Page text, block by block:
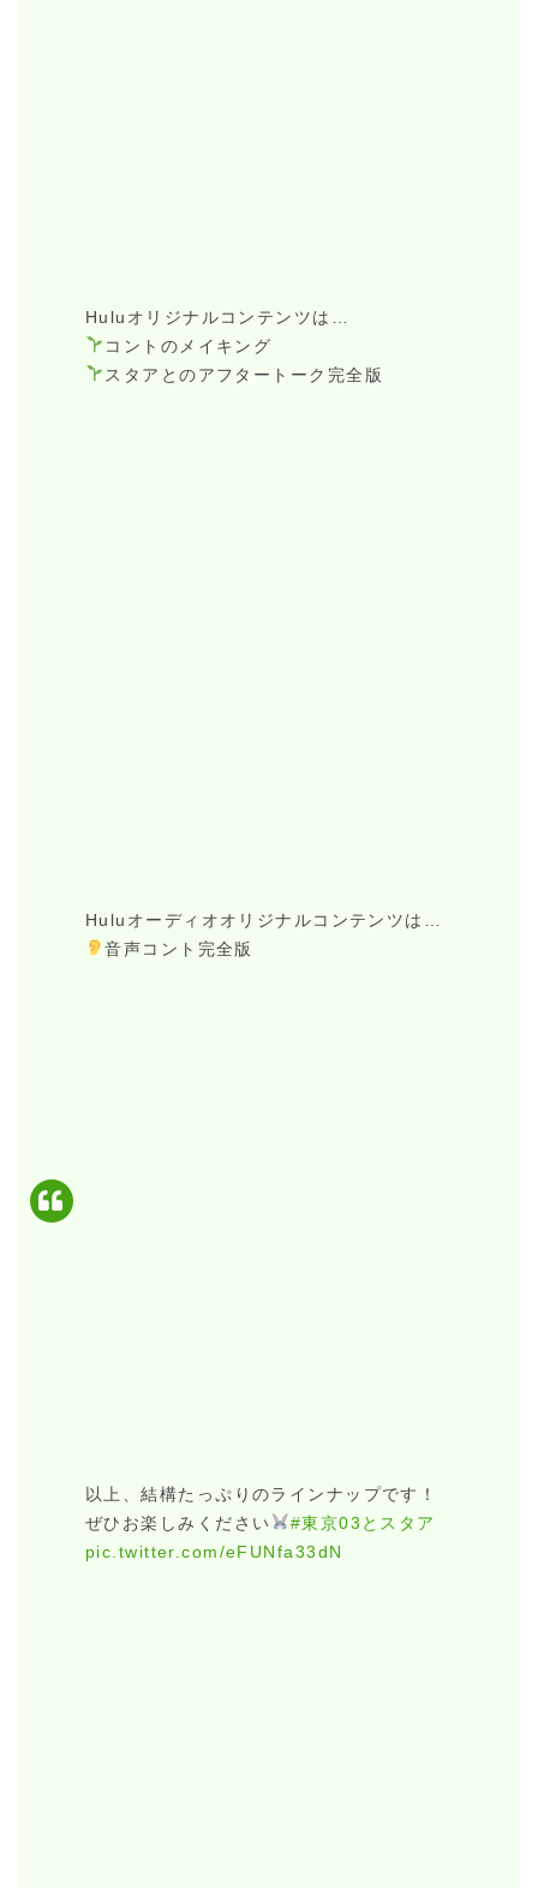
Huluオリジナルコンテンツは…
コントのメイキング
スタアとのアフタートーク完全版
Huluオーディオオリジナルコンテンツは…
音声コント完全版
以上、結構たっぷりのラインナップです！
ぜひお楽しみください
#東京03とスタア
pic.twitter.com/eFUNfa33dN